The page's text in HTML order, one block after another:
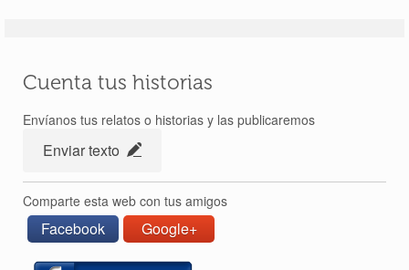
Cuenta tus historias
Envíanos tus relatos o historias y las publicaremos
Enviar texto
Comparte esta web con tus amigos
Facebook Google+